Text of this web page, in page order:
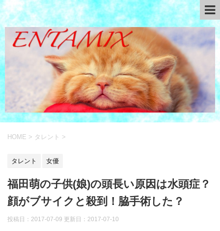
HOME > タレント >
タレント 女優
福田萌の子供(娘)の頭長い原因は水頭症？
顔がブサイクと殺到！脇手術した？
投稿日：2017-07-09 更新日： 2017-07-10